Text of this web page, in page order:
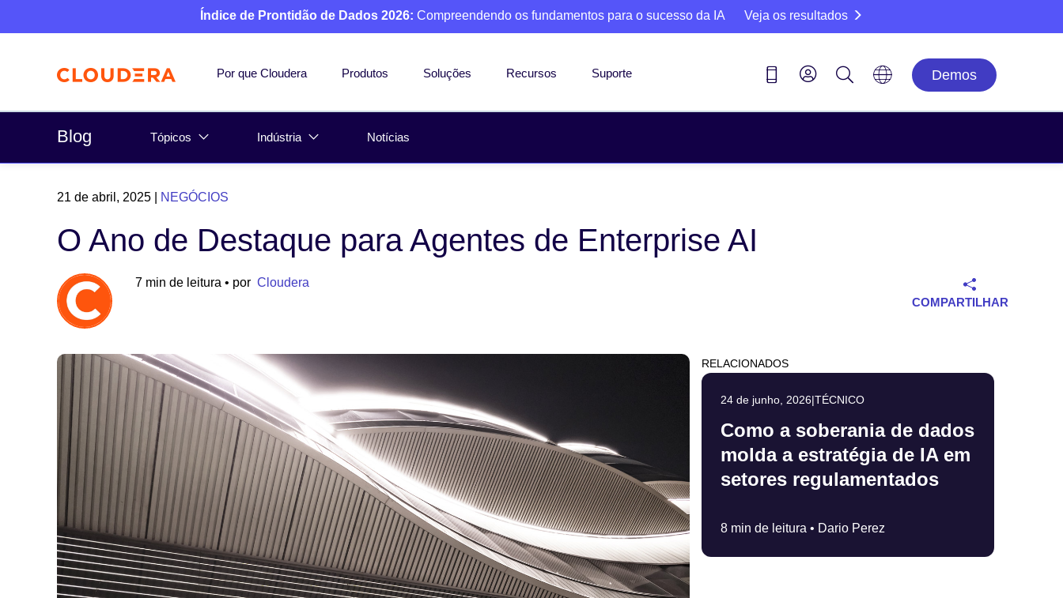
Índice de Prontidão de Dados 2026: Compreendendo os fundamentos para o sucesso da IA Veja os resultados
Por que Cloudera Produtos Soluções Recursos Suporte Demos
Blog Tópicos Indústria Notícias
21 de abril, 2025 NEGÓCIOS
O Ano de Destaque para Agentes de Enterprise AI
7 min de leitura • por Cloudera
COMPARTILHAR
RELACIONADOS
24 de junho, 2026|TÉCNICO
Como a soberania de dados
molda a estratégia de IA em
setores regulamentados
8 min de leitura • Dario Perez